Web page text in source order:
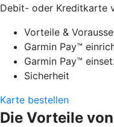
Debit- oder Kreditkarte
Vorteile &
Garmin Pay™
Garmin Pay™
Sicherheit
Karte bestellen
Die Vorteile